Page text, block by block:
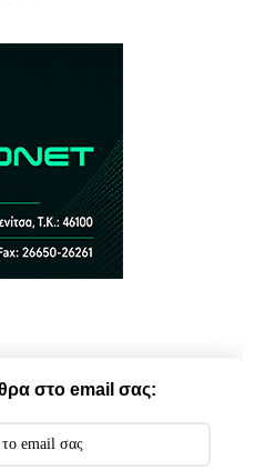
στο email σας: